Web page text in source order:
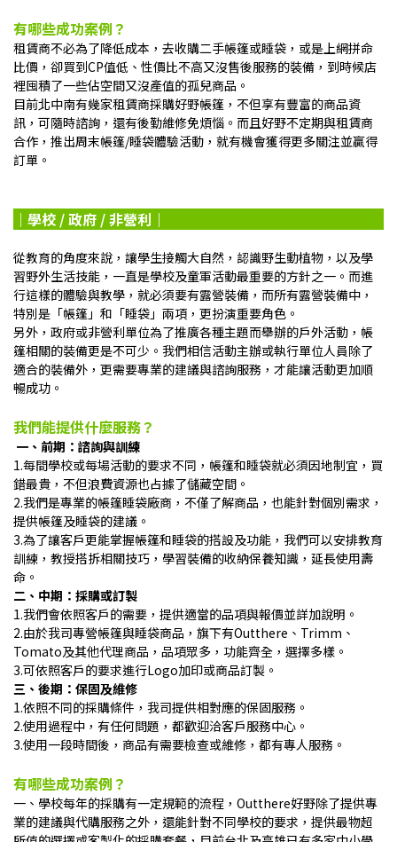
有哪些成功案例？
租賃商不必為了降低成本，去收購二手帳篷或睡袋，或是上網拼命
比價，卻買到CP值低、性價比不高又沒售後服務的裝備，到時候店
裡囤積了一些佔空間又沒產值的孤兒商品。
目前北中南有幾家租賃商採購好野帳篷，不但享有豐富的商品資
訊，可隨時諮詢，還有後勤維修免煩惱。而且好野不定期與租賃商
合作，推出周末帳篷/睡袋體驗活動，就有機會獲得更多關注並贏得
訂單。
｜學校 / 政府 / 非營利｜
從教育的角度來說，讓學生接觸大自然，認識野生動植物，以及學
習野外生活技能，一直是學校及童軍活動最重要的方針之一。而進
行這樣的體驗與教學，就必須要有露營裝備，而所有露營裝備中，
特別是「帳篷」和「睡袋」兩項，更扮演重要角色。
另外，政府或非營利單位為了推廣各種主題而舉辦的戶外活動，帳
篷相關的裝備更是不可少。我們相信活動主辦或執行單位人員除了
適合的裝備外，更需要專業的建議與諮詢服務，才能讓活動更加順
暢成功。
我們能提供什麼服務？
一、前期：諮詢與訓練
1.每間學校或每場活動的要求不同，帳篷和睡袋就必須因地制宜，買
錯最貴，不但浪費資源也占據了儲藏空間。
2.我們是專業的帳篷睡袋廠商，不僅了解商品，也能針對個別需求，
提供帳篷及睡袋的建議。
3.為了讓客戶更能掌握帳篷和睡袋的搭設及功能，我們可以安排教育
訓練，教授搭拆相關技巧，學習裝備的收納保養知識，延長使用壽
命。
二、中期：採購或訂製
1.我們會依照客戶的需要，提供適當的品項與報價並詳加說明。
2.由於我司專營帳篷與睡袋商品，旗下有Outthere、Trimm、
Tomato及其他代理商品，品項眾多，功能齊全，選擇多樣。
3.可依照客戶的要求進行Logo加印或商品訂製。
三、後期：保固及維修
1.依照不同的採購條件，我司提供相對應的保固服務。
2.使用過程中，有任何問題，都歡迎洽客戶服務中心。
3.使用一段時間後，商品有需要檢查或維修，都有專人服務。
有哪些成功案例？
一、學校每年的採購有一定規範的流程，Outthere好野除了提供專
業的建議與代購服務之外，還能針對不同學校的要求，提供最物超